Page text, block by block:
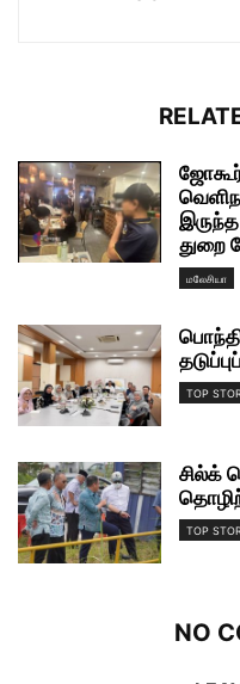
துறை
மலேசியா
TOP
சில்க்
TOP
NO